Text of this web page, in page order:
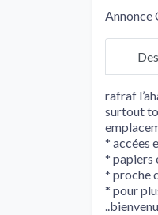
Annonce
rafraf
surtout
* accées
* papiers
* proche
* pour